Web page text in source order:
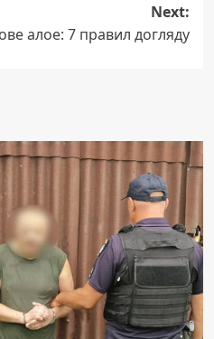
Next:
алое: 7 правил догляду